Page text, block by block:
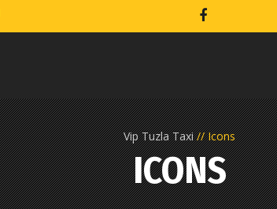
Vip Tuzla Taxi Icons
ICONS